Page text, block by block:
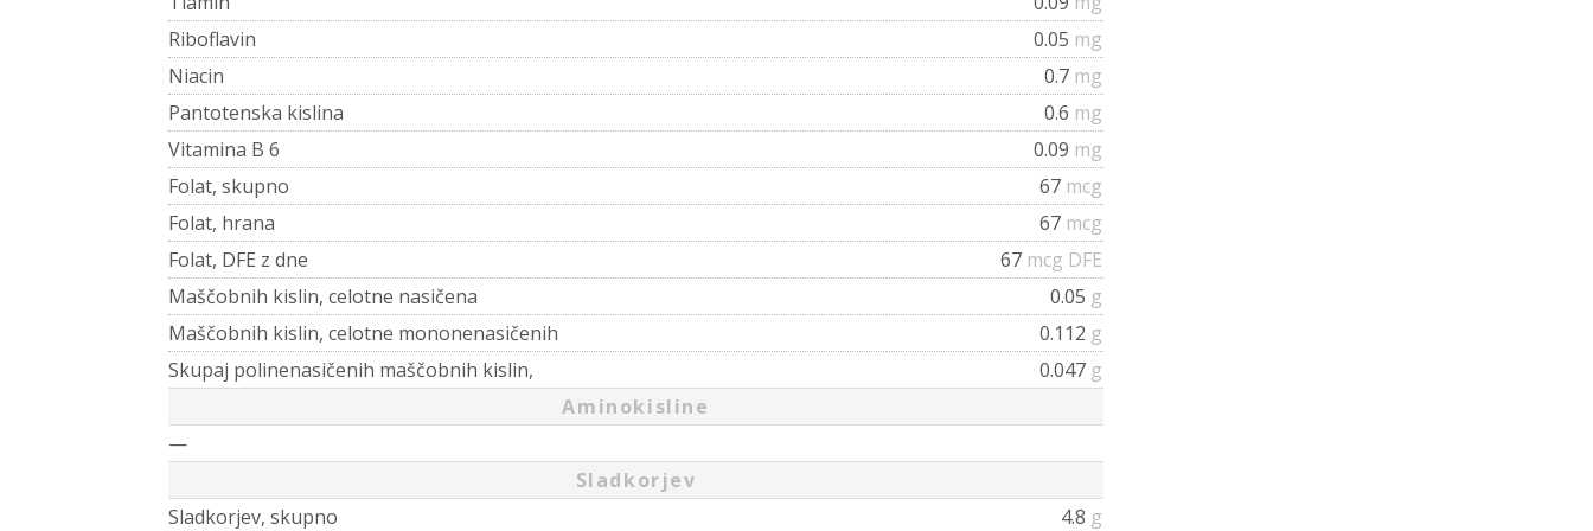
Riboflavin
0.05 mg
Niacin
0.7 mg
Pantotenska kislina
0.6 mg
Vitamina B 6
0.09 mg
Folat, skupno
67 mcg
Folat, hrana
67 mcg
Folat, DFE z dne
67 mcg DFE
Maščobnih kislin, celotne nasičena
0.05 g
Maščobnih kislin, celotne mononenasičenih
0.112 g
Skupaj polinenasičenih maščobnih kislin,
0.047 g
Aminokisline
—
Sladkorjev
Sladkorjev, skupno
4.8 g